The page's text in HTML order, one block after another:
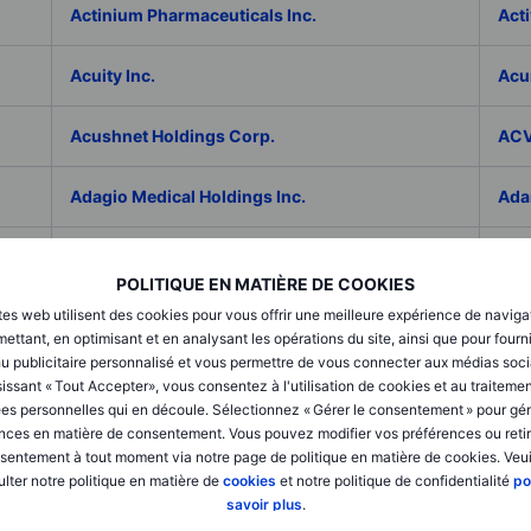
POLITIQUE EN MATIÈRE DE COOKIES
web utilisent des cookies pour vous offrir une meilleure expérience de
en optimisant et en analysant les opérations du site, ainsi que pour
publicitaire personnalisé et vous permettre de vous connecter aux médias
« Tout Accepter», vous consentez à l'utilisation de cookies et au
personnelles qui en découle. Sélectionnez « Gérer le consentement » pour
en matière de consentement. Vous pouvez modifier vos préférences ou
à tout moment via notre page de politique en matière de cookies.
notre politique en matière de cookies et notre politique de confidentialité
savoir plus.
Actinium Pharmaceuticals Inc.
Acuity Inc.
Acushnet Holdings Corp.
Adagio Medical Holdings Inc.
Addex Pharmaceuticals SA
AddNode Group AB ser. B
Adecco Group Inc.